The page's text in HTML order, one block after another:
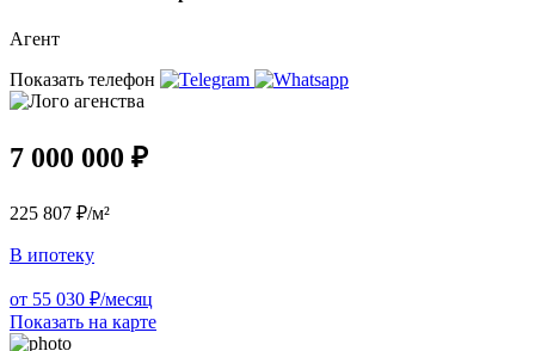
Агент
Показать телефон
7 000 000 ₽
225 807 ₽/м²
В ипотеку
от 55 030 ₽/месяц
Показать на карте